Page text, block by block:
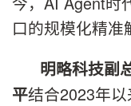
口的规模化精准
明略科技副
平结合2023年